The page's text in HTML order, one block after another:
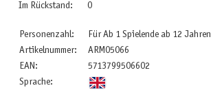
Im Rückstand:
0
Personenzahl:
Für Ab 1 Spielende ab 12 Jahren
Artikelnummer:
ARM05066
EAN:
5713799506602
Sprache: